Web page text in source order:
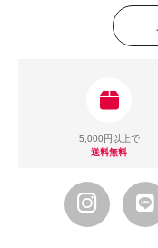
5,000円以上で
送料無料